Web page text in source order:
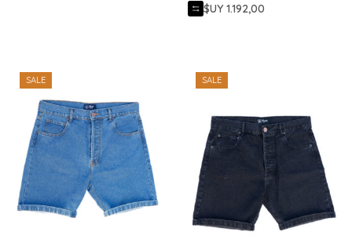
$UY 1.192,00
SALE SALE